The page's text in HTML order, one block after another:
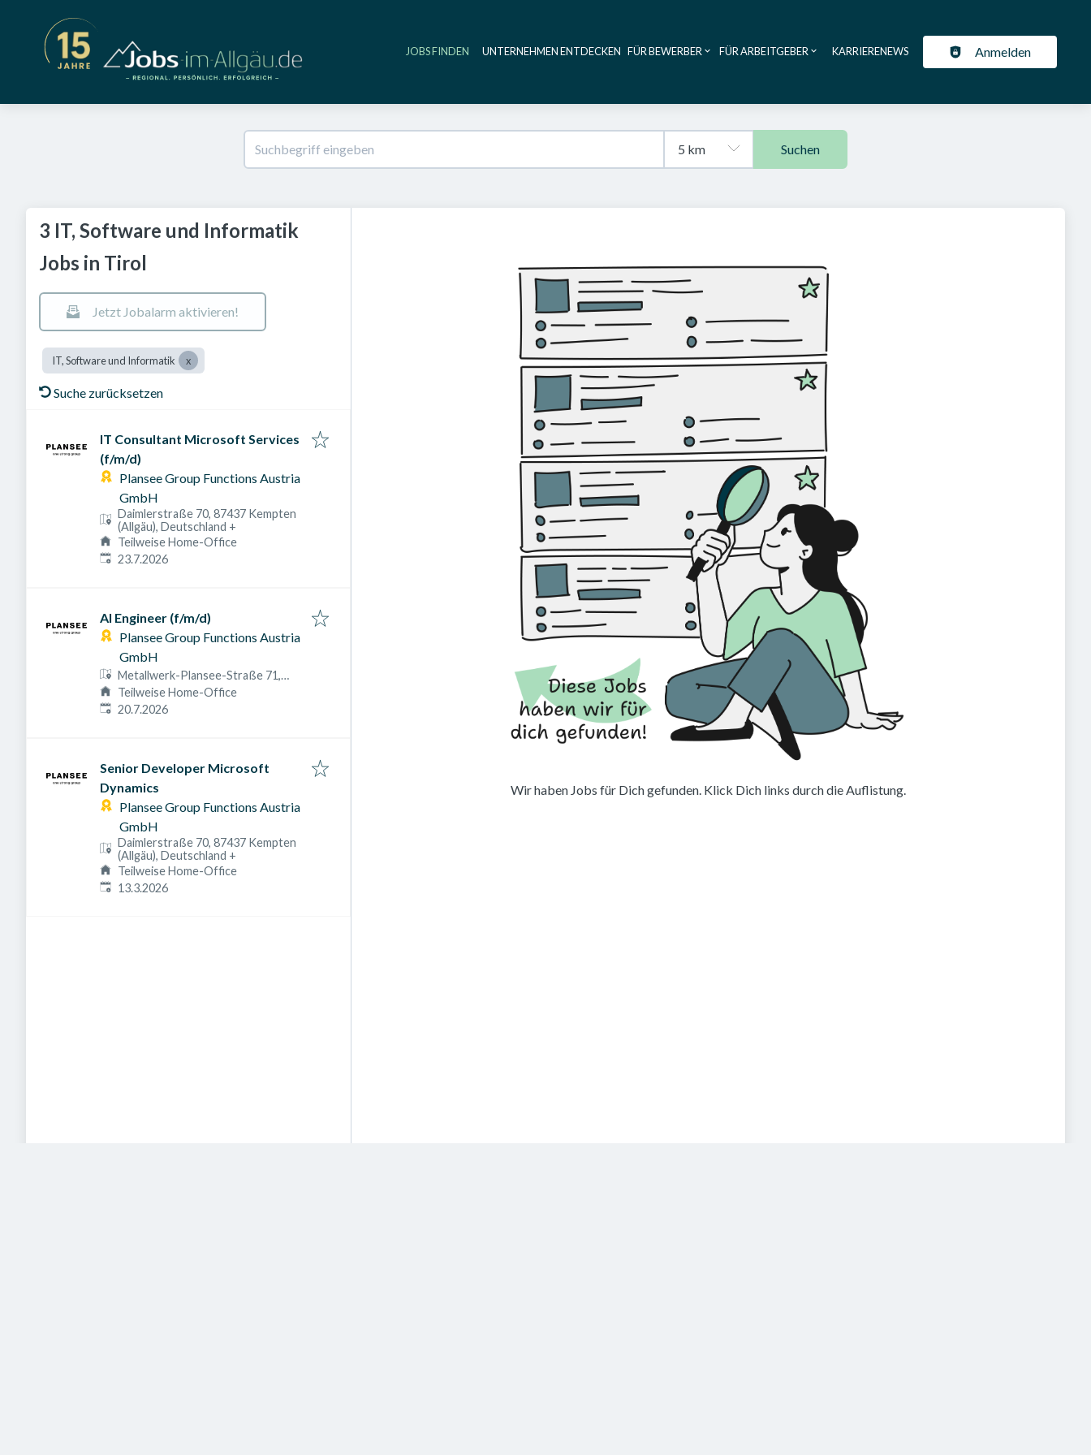
Haupt-Navigation
JOBS FINDEN UNTERNEHMEN ENTDECKEN FÜR BEWERBER FÜR ARBEITGEBER KARRIERENEWS Anmelden
Suchen
3 IT, Software und Informatik
Jobs in Tirol
Jetzt Jobalarm aktivieren!
IT, Software und Informatik
Suche zurücksetzen
IT Consultant Microsoft Services
(f/m/d)
Plansee Group Functions Austria
GmbH
Daimlerstraße 70, 87437 Kempten
(Allgäu), Deutschland +
Teilweise Home-Office
Veröffentlicht am
23.7.2026
AI Engineer (f/m/d)
Plansee Group Functions Austria
GmbH
Metallwerk-Plansee-Straße 71,
6600 Breitenwang, Österreich
Teilweise Home-Office
Veröffentlicht am
20.7.2026
Senior Developer Microsoft
Dynamics
Plansee Group Functions Austria
GmbH
Daimlerstraße 70, 87437 Kempten
(Allgäu), Deutschland +
Teilweise Home-Office
Veröffentlicht am
13.3.2026
Wir haben Jobs für Dich gefunden. Klick Dich links durch die Auflistung.